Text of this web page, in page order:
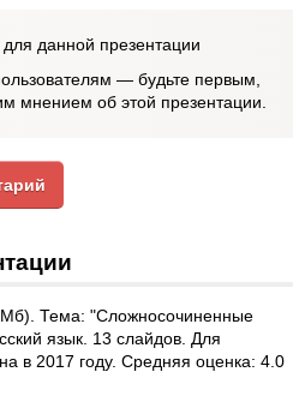
данной презентации
— будьте первым,
мнением об этой презентации.
Тема: "Сложносочиненные
язык. 13 слайдов. Для
в 2017 году. Средняя оценка: 4.0